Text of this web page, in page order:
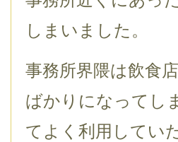
しまいました。
事務所界隈は飲食
ばかりになってし
てよく利用してい